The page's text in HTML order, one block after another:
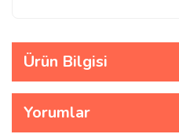
Ürün Bilgisi
Yorumlar